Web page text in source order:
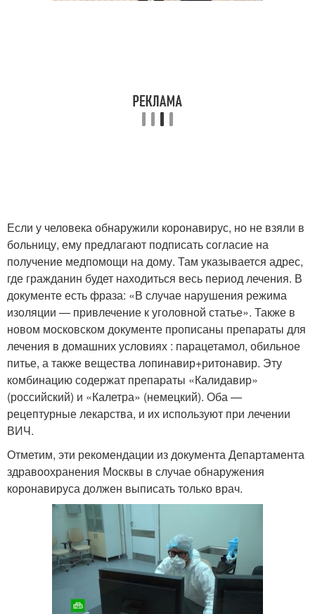
Если у человека обнаружили коронавирус, но не взяли в
больницу, ему предлагают подписать согласие на
получение медпомощи на дому. Там указывается адрес,
где гражданин будет находиться весь период лечения. В
документе есть фраза: «В случае нарушения режима
изоляции — привлечение к уголовной статье». Также в
новом московском документе прописаны препараты для
лечения в домашних условиях : парацетамол, обильное
питье, а также вещества лопинавир+ритонавир. Эту
комбинацию содержат препараты «Калидавир»
(российский) и «Калетра» (немецкий). Оба —
рецептурные лекарства, и их используют при лечении
ВИЧ.
Отметим, эти рекомендации из документа Департамента
здравоохранения Москвы в случае обнаружения
коронавируса должен выписать только врач.